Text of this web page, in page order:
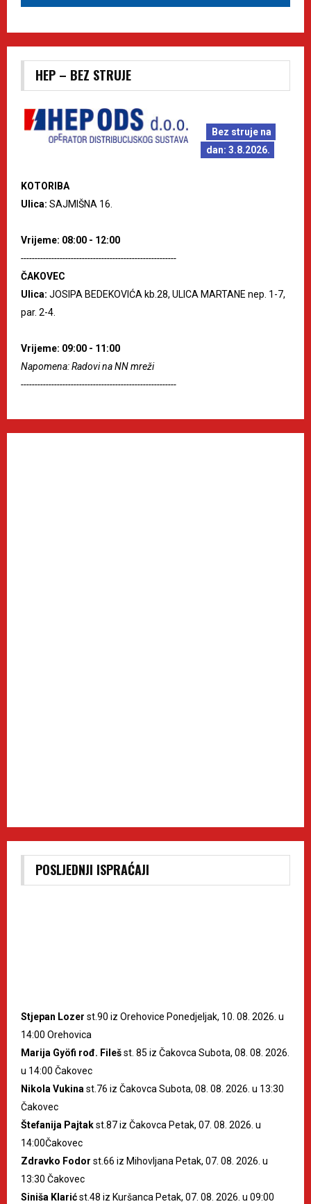
HEP – BEZ STRUJE
Bez struje na
dan: 3.8.2026.
KOTORIBA
Ulica: SAJMIŠNA 16.
Vrijeme: 08:00 - 12:00
--------------------------------------------------------
ČAKOVEC
Ulica: JOSIPA BEDEKOVIĆA kb.28, ULICA MARTANE nep. 1-7,
par. 2-4.
Vrijeme: 09:00 - 11:00
Napomena: Radovi na NN mreži
--------------------------------------------------------
POSLJEDNJI ISPRAĆAJI
Stjepan Lozer st.90 iz Orehovice Ponedjeljak, 10. 08. 2026. u
14:00 Orehovica
Marija Gyöfi rođ. Filešst. 85 iz Čakovca Subota, 08. 08. 2026.
u 14:00 Čakovec
Nikola Vukina st.76 iz Čakovca Subota, 08. 08. 2026. u 13:30
Čakovec
Štefanija Pajtakst.87 iz Čakovca Petak, 07. 08. 2026. u
14:00Čakovec
Zdravko Fodor st.66 iz Mihovljana Petak, 07. 08. 2026. u
13:30 Čakovec
Siniša Klarićst.48 iz Kuršanca Petak, 07. 08. 2026. u 09:00